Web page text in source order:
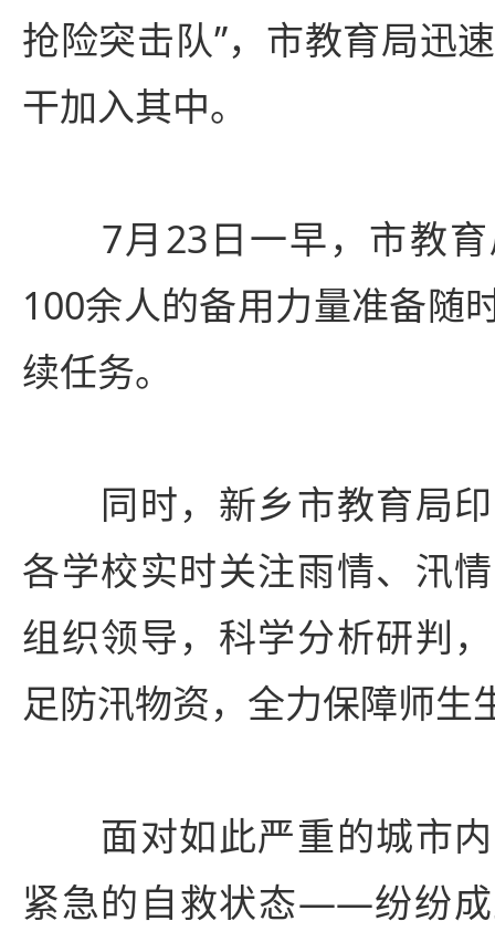
抢险突击队”，市教育局迅
干加入其中。
7月23日一早，市教育
100余人的备用力量准备随
续任务。
同时，新乡市教育局印
各学校实时关注雨情、汛
组织领导，科学分析研判
足防汛物资，全力保障师生
面对如此严重的城市内
紧急的自救状态——纷纷